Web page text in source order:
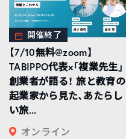
開催終了
【7/10無料@zoom】
TABIPPO代表×「複業先生」
創業者が語る！ 旅と教育の
起業家から見た、あたらし
い旅...
オンライン